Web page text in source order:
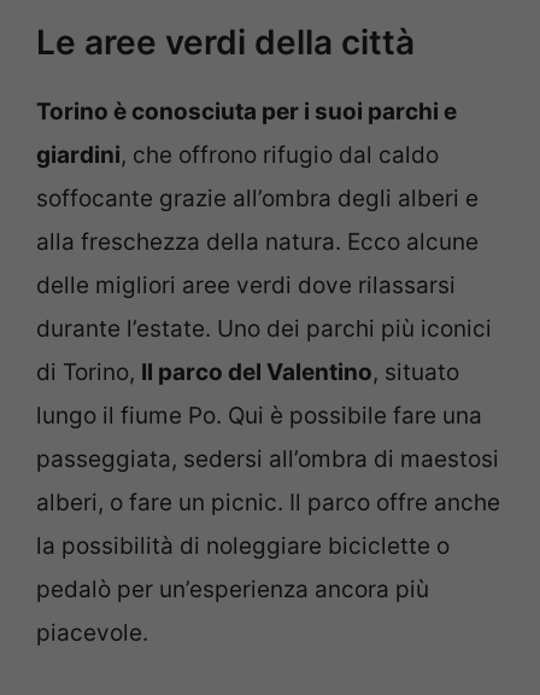
Le aree verdi della città
Torino è conosciuta per i suoi parchi e
giardini, che offrono rifugio dal caldo
soffocante grazie all’ombra degli alberi e
alla freschezza della natura. Ecco alcune
delle migliori aree verdi dove rilassarsi
durante l’estate. Uno dei parchi più iconici
di Torino, Il parco del Valentino, situato
lungo il fiume Po. Qui è possibile fare una
passeggiata, sedersi all’ombra di maestosi
alberi, o fare un picnic. Il parco offre anche
la possibilità di noleggiare biciclette o
pedalò per un’esperienza ancora più
piacevole.